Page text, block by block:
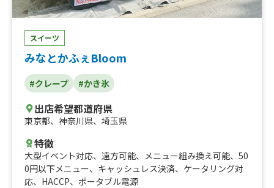
スイーツ
みなとかふぇBloom
#クレープ #かき氷
出店希望都道府県
東京都、 神奈川県、 埼玉県
特徴
大型イベント対応、 遠方可能、 メニュー組み換え可能、 50
0円以下メニュー、 キャッシュレス決済、 ケータリング対
応、 HACCP、 ポータブル電源